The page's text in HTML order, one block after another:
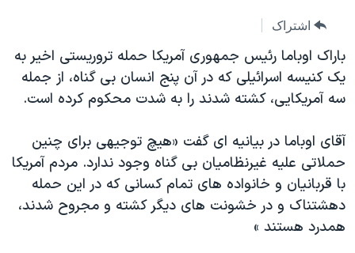
اصلی
جهش
به
جستجو
گزیده‌ها
ویژه برنامه‌ها
فرهنگ و زندگی
حقوق شهروندی
صفحه‌های ویژه
عملیات خشم حماسی
۲۵۰سالگی آمریکا
مستندها
انتخابات ریاست جمهوری آمریکا ۲۰۲۴
حمله جمهوری اسلامی به اسرائیل
پخش رادیویی
یادگیری زبان انگلیسی
دنبال کنید
اشتراک
باراک اوباما رئیس جمهوری آمریکا حمله تروریستی اخیر به
یک کنیسه اسرائیلی که در آن پنج انسان بی گناه، از جمله
سه آمریکایی، کشته شدند را به شدت محکوم کرده است.
آقای اوباما در بیانیه ای گفت «هیچ توجیهی برای چنین
حملاتی علیه غیرنظامیان بی گناه وجود ندارد. مردم آمریکا
با قربانیان و خانواده های تمام کسانی که در این حمله
دهشتناک و در خشونت های دیگر کشته و مجروح شدند،
همدرد هستند »